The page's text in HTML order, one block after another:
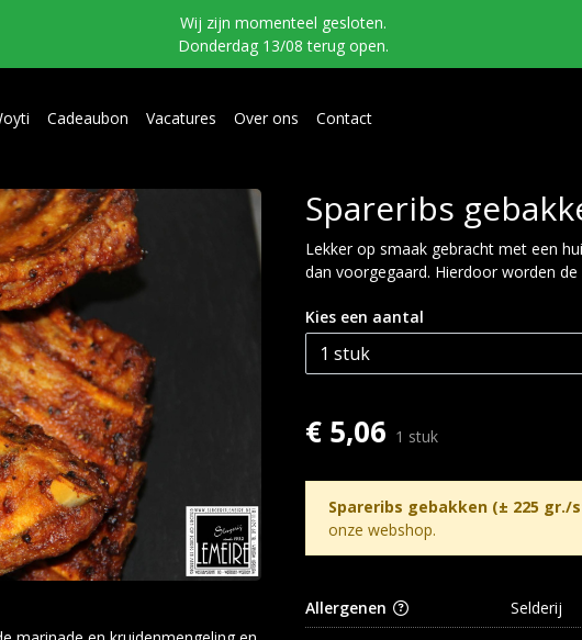
Wij zijn momenteel gesloten.
Donderdag 13/08 terug open.
Cadeaubon Vacatures Over ons Contact
Spareribs
Lekker op smaak gebracht met een
dan voorgegaard. Hierdoor worden
Kies een aantal
€ 5,06 1 stuk
Spareribs gebakken (± 225 gr./
onze webshop.
Allergenen
Selderij